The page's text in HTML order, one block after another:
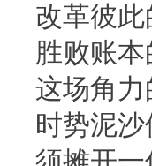
改革彼此
胜败账
这场角
时势泥